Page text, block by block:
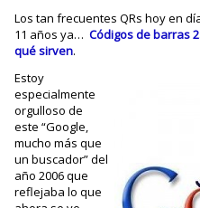
Los tan frecuentes QRs hoy en
11 años ya…Códigos de barras
qué sirven.
Estoy
especialmente
orgulloso de
este “Google,
mucho más que
un buscador” del
año 2006 que
reflejaba lo que